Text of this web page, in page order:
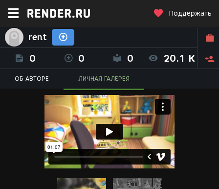
Поддержать
rent
0 0 0 20.1 K
ОБ АВТОРЕ ЛИЧНАЯ ГАЛЕРЕЯ